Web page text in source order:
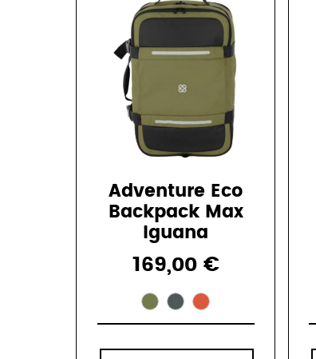
Adventure Eco
Backpack Max
Iguana
169,00 €